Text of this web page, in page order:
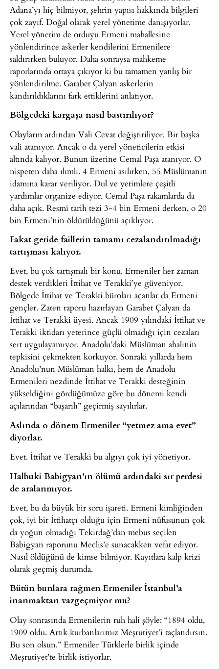
Adana’yı hiç bilmiyor, şehrin yapısı hakkında bilgileri
çok zayıf. Doğal olarak yerel yönetime danışıyorlar.
Yerel yönetim de orduyu Ermeni mahallesine
yönlendirince askerler kendilerini Ermenilere
saldırırken buluyor. Daha sonraysa mahkeme
raporlarında ortaya çıkıyor ki bu tamamen yanlış bir
yönlendirilme. Garabet Çalyan askerlerin
kandırıldıklarını fark ettiklerini anlatıyor.
Bölgedeki kargaşa nasıl bastırılıyor?
Olayların ardından Vali Cevat değiştiriliyor. Bir başka
vali atanıyor. Ancak o da yerel yöneticilerin etkisi
altında kalıyor. Bunun üzerine Cemal Paşa atanıyor. O
nispeten daha ılımlı. 4 Ermeni asılırken, 55 Müslümanın
idamına karar veriliyor. Dul ve yetimlere çeşitli
yardımlar organize ediyor. Cemal Paşa rakamlarda da
daha açık. Resmi tarih tezi 3-4 bin Ermeni derken, o 20
bin Ermeni’nin öldürüldüğünü açıklıyor.
Fakat geride faillerin tamamı cezalandırılmadığı
tartışması kalıyor.
Evet, bu çok tartışmalı bir konu. Ermeniler her zaman
destek verdikleri İttihat ve Terakki’ye güveniyor.
Bölgede İttihat ve Terakki büroları açanlar da Ermeni
gençler. Zaten raporu hazırlayan Garabet Çalyan da
İttihat ve Terakki üyesi. Ancak 1909 yılındaki İttihat ve
Terakki iktidarı yeterince güçlü olmadığı için cezaları
sert uygulayamıyor. Anadolu’daki Müslüman ahalinin
tepkisini çekmekten korkuyor. Sonraki yıllarda hem
Anadolu’nun Müslüman halkı, hem de Anadolu
Ermenileri nezdinde İttihat ve Terakki desteğinin
yükseldiğini gördüğümüze göre bu dönemi kendi
açılarından “başarılı” geçirmiş sayılırlar.
Aslında o dönem Ermeniler “yetmez ama evet”
diyorlar.
Evet. İttihat ve Terakki bu algıyı çok iyi yönetiyor.
Halbuki Babigyan’ın ölümü ardındaki sır perdesi
de aralanmıyor.
Evet, bu da büyük bir soru işareti. Ermeni kimliğinden
çok, iyi bir İttihatçı olduğu için Ermeni nüfusunun çok
da yoğun olmadığı Tekirdağ’dan mebus seçilen
Babigyan raporunu Meclis’e sunacakken vefat ediyor.
Nasıl öldüğünü de kimse bilmiyor. Kayıtlara kalp krizi
olarak geçmiş durumda.
Bütün bunlara rağmen Ermeniler İstanbul’a
inanmaktan vazgeçmiyor mu?
Olay sonrasında Ermenilerin ruh hali şöyle: “1894 oldu,
1909 oldu. Artık kurbanlarımız Meşrutiyet’i taçlandırsın.
Bu son olsun.” Ermeniler Türklerle birlik içinde
Meşrutiyet’te birlik istiyorlar.